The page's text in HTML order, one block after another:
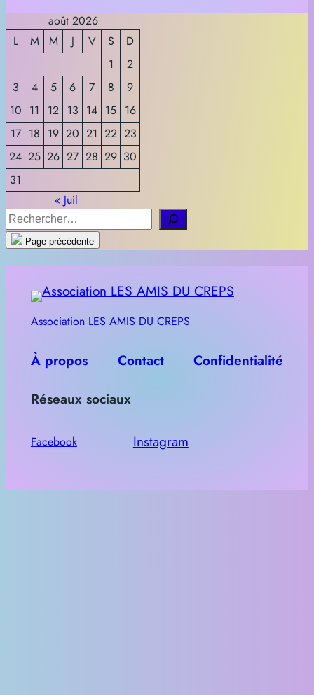
août 2026
L
M M J V S
D
1
2
3
4 5 6 7 8
9
10 11 12 13 14 15 16
17 18 19 20 21 22 23
24 25 26 27 28 29 30
31
« Juil
R
e
Page précédente
Association LES AMIS DU CREPS
À propos Contact
Confidentialité
Réseaux sociaux
Facebook Instagram